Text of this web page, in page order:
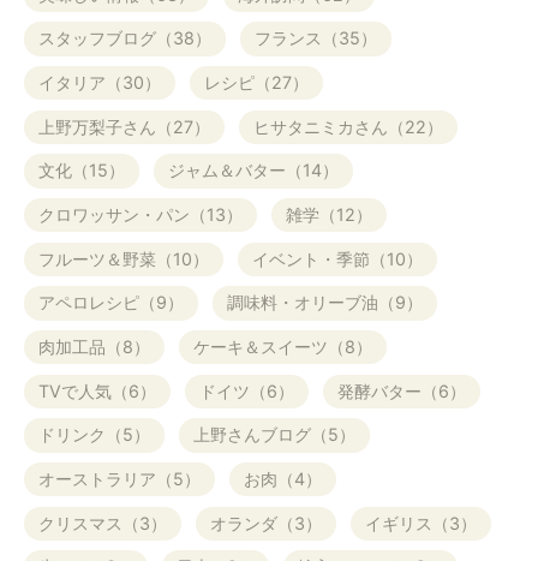
スタッフブログ（38） フランス（35）
イタリア（30） レシピ（27）
上野万梨子さん（27） ヒサタニミカさん（22）
文化（15） ジャム＆バター（14）
クロワッサン・パン（13） 雑学（12）
フルーツ＆野菜（10） イベント・季節（10）
アペロレシピ（9） 調味料・オリーブ油（9）
肉加工品（8） ケーキ＆スイーツ（8）
TVで人気（6） ドイツ（6） 発酵バター（6）
ドリンク（5） 上野さんブログ（5）
オーストラリア（5） お肉（4）
クリスマス（3） オランダ（3） イギリス（3）